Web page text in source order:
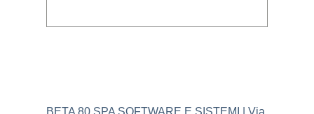
BETA 80 SPA SOFTWARE E SISTEMI | Via